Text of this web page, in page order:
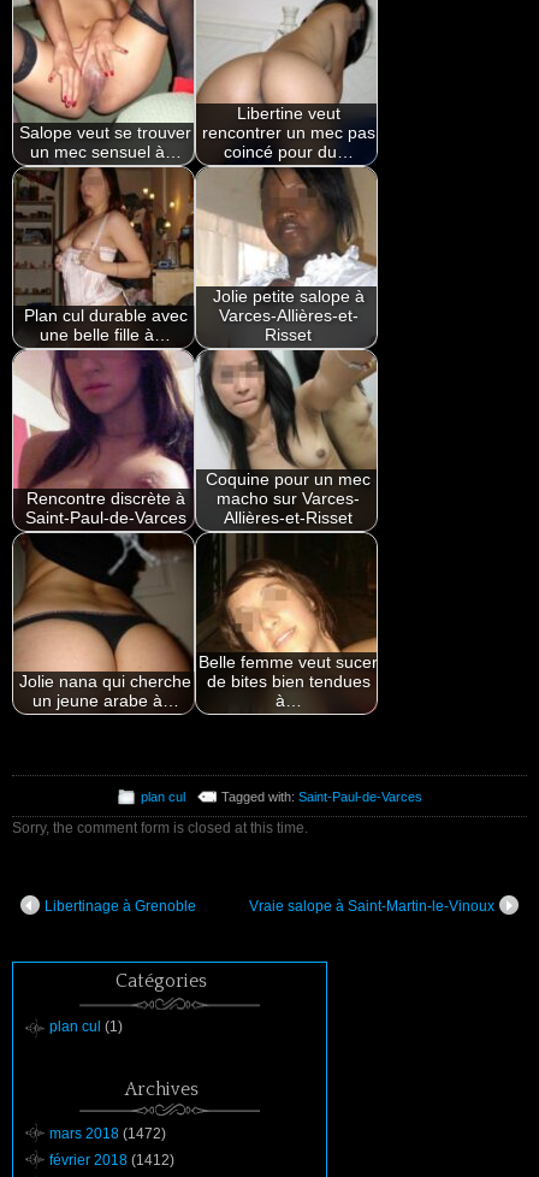
Salope veut se trouver
un mec sensuel à…
Libertine veut
rencontrer un mec pas
coincé pour du…
Plan cul durable avec
une belle fille à…
Jolie petite salope à
Varces-Allières-et-
Risset
Rencontre discrète à
Saint-Paul-de-Varces
Coquine pour un mec
macho sur Varces-
Allières-et-Risset
Jolie nana qui cherche
un jeune arabe à…
Belle femme veut sucer
de bites bien tendues
à…
plan cul Tagged with:Saint-Paul-de-Varces
Sorry, the comment form is closed at this time.
Libertinage à Grenoble Vraie salope à Saint-Martin-le-Vinoux
Catégories
plan cul (1)
Archives
mars 2018 (1472)
février 2018 (1412)